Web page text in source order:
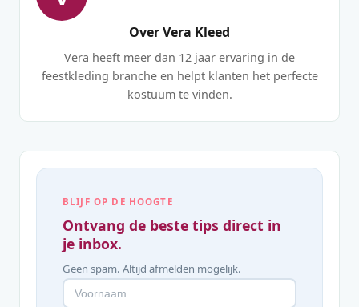
Over Vera Kleed
Vera heeft meer dan 12 jaar ervaring in de
feestkleding branche en helpt klanten het perfecte
kostuum te vinden.
BLIJF OP DE HOOGTE
Ontvang de beste tips direct in
je inbox.
Geen spam. Altijd afmelden mogelijk.